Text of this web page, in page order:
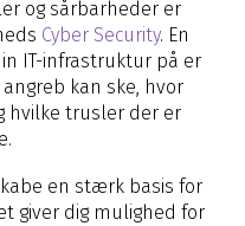
og sårbarheder er
Cyber Security. En
IT-infrastruktur på er
kan ske, hvor
hvilke trusler der er
en stærk basis for
giver dig mulighed for